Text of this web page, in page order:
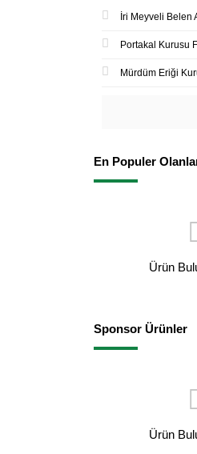
İri Meyveli Belen
Portakal Kurusu
Mürdüm Eriği
En Populer
Ürün
Sponsor Ürünler
Ürün